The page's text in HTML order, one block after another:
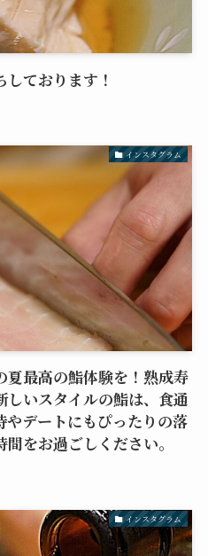
ております！
インスタグラム
最高の鮨体験を！熟成寿
いスタイルの鮨は、食通
やデートにもぴったりの落
をお過ごしください。
インスタグラム